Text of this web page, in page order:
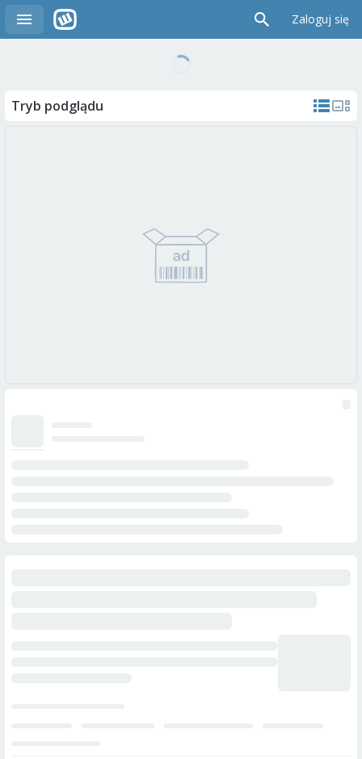
Zaloguj się
Tryb podglądu